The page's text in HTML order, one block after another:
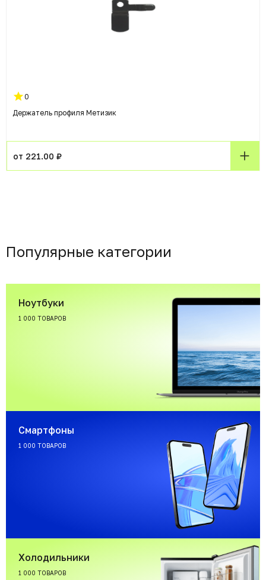
0
Держатель профиля Метизик
от 221.00 ₽
Популярные категории
Ноутбуки
1 000 ТОВАРОВ
Смартфоны
1 000 ТОВАРОВ
Холодильники
1 000 ТОВАРОВ